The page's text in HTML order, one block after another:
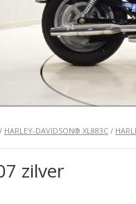
/ HARLEY-DAVIDSON® XL883C /
zilver